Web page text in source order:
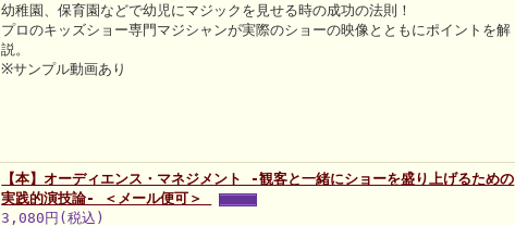
幼稚園、保育園などで幼児にマジックを見せる時の成功の法則！
プロのキッズショー専門マジシャンが実際のショーの映像とともにポイントを解
説。
※サンプル動画あり
【本】オーディエンス・マネジメント -観客と一緒にショーを盛り上げるための
実践的演技論- ＜メール便可＞
3,080円(税込)